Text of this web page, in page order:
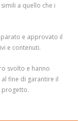
a quello che i
e approvato il
e contenuti.
svolto e hanno
fine di garantire il
progetto.